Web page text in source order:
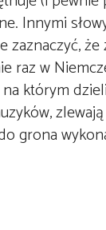
Innymi
w
którym
grona